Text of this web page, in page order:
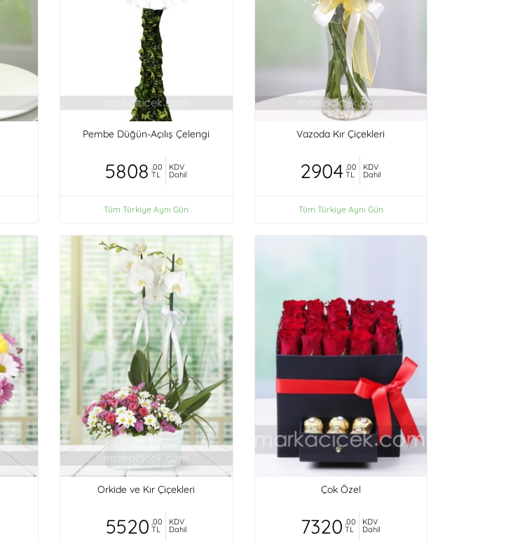
Pembe Düğün-Açılış Çelengi
5808 ,00
TL
KDV
Dahil
Tüm Türkiye Aynı Gün
Vazoda Kır Çiçekleri
2904 ,00
TL
KDV
Dahil
Tüm Türkiye Aynı Gün
Orkide ve Kır Çiçekleri
5520 ,00
TL
KDV
Dahil
Çok Özel
7320 ,00
TL
KDV
Dahil